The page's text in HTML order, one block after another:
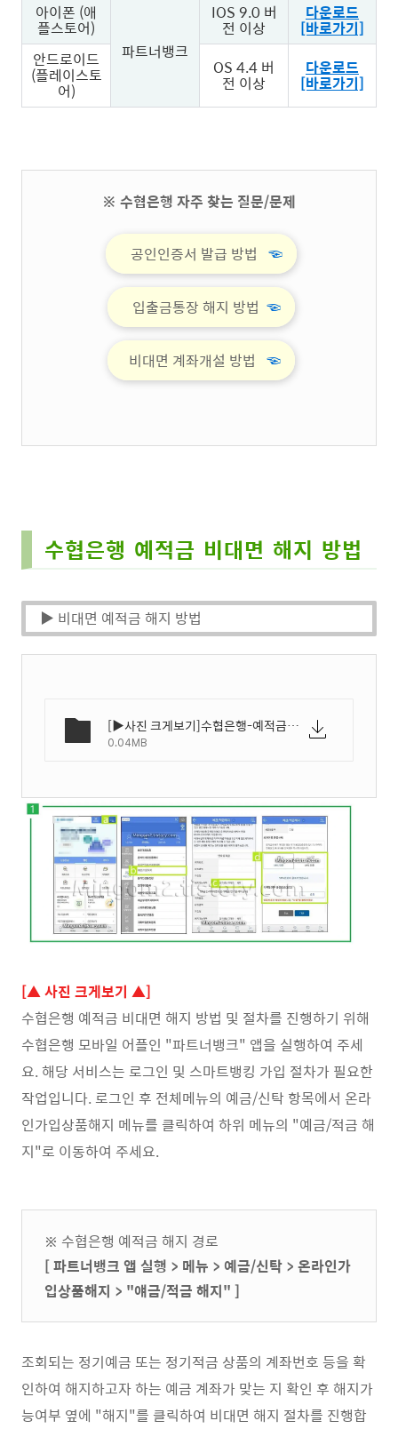
아이폰 (애
플스토어)
파트너뱅크
IOS 9.0 버
전 이상
다운로드
[바로가기]
안드로이드
(플레이스토
어)
OS 4.4 버
전 이상
다운로드
[바로가기]
※ 수협은행 자주 찾는 질문/문제
공인인증서 발급 방법 ☜
입출금통장 해지 방법 ☜
비대면 계좌개설 방법 ☜
수협은행 예적금 비대면 해지 방법
▶ 비대면 예적금 해지 방법
[▶사진 크게보기]수협은행-예적금-해지-방법-01.webp
0.04MB
[▲ 사진 크게보기 ▲]
수협은행 예적금 비대면 해지 방법 및 절차를 진행하기 위해
수협은행 모바일 어플인 "파트너뱅크" 앱을 실행하여 주세
요. 해당 서비스는 로그인 및 스마트뱅킹 가입 절차가 필요한
작업입니다. 로그인 후 전체메뉴의 예금/신탁 항목에서 온라
인가입상품해지 메뉴를 클릭하여 하위 메뉴의 "예금/적금 해
지"로 이동하여 주세요.
※ 수협은행 예적금 해지 경로
[ 파트너뱅크 앱 실행 > 메뉴 > 예금/신탁 > 온라인가
입상품해지 > "얘금/적금 해지" ]
조회되는 정기예금 또는 정기적금 상품의 계좌번호 등을 확
인하여 해지하고자 하는 예금 계좌가 맞는 지 확인 후 해지가
능여부 옆에 "해지"를 클릭하여 비대면 해지 절차를 진행합